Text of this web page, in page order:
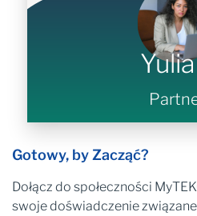
Yulia
Gotowy, by Zacząć?
Dołącz do społeczności
swoje doświadczenie